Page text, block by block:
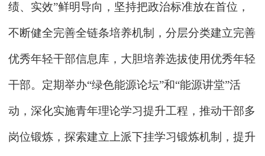
绩、实效”鲜明导向，坚持把政治标准放在首位，
不断健全完善全链条培养机制，分层分类建立完善
优秀年轻干部信息库，大胆培养选拔使用优秀年轻
干部。定期举办“绿色能源论坛”和“能源讲堂”活
动，深化实施青年理论学习提升工程，推动干部多
岗位锻炼，探索建立上派下挂学习锻炼机制，提升